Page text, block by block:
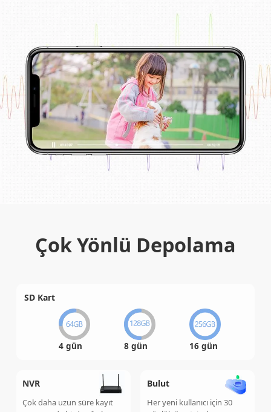
Çok Yönlü Depolama
SD Kart
4 gün 8 gün 16 gün
NVR
Çok daha uzun süre kayıt
Bulut
Her yeni kullanıcı için 30